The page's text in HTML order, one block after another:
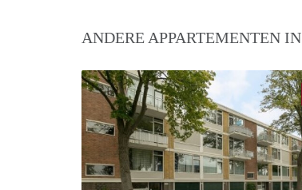
ANDERE APPARTEMENTEN IN